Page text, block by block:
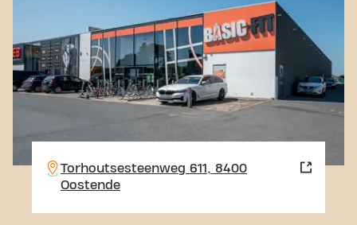
Torhoutsesteenweg 611, 8400
Oostende